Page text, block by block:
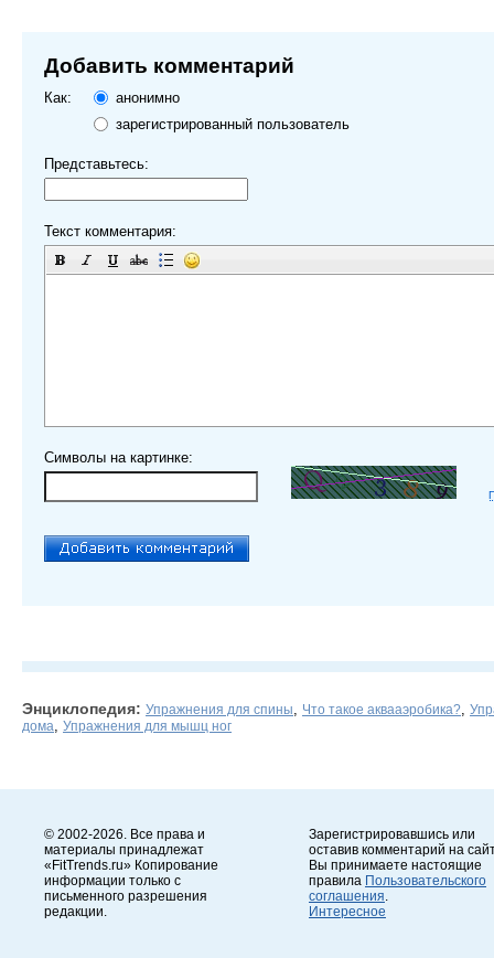
Добавить комментарий
Как:
анонимно
зарегистрированный пользователь
Представьтесь:
Текст комментария:
Символы на картинке:
Энциклопедия: Упражнения для спины Что такое аквааэробика?
дома
Упражнения для мышц ног
© 2002-2026. Все права и
материалы принадлежат
«FitTrends.ru» Копирование
информации только с
письменного разрешения
редакции.
Зарегистрировавшись или
оставив комментарий на
Вы принимаете настоящие
правила Пользовательского
соглашения
Интересное